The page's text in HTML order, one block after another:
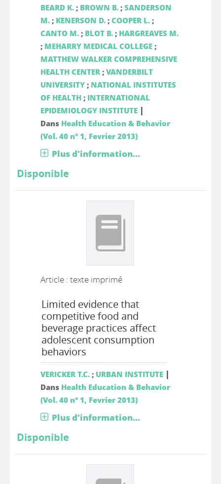
BEARD K.; BROWN B.; SANDERSON
M.; KENERSON D.; COOPER L.;
CANTO M.; BLOT B.; HARGREAVES M.
; MEHARRY MEDICAL COLLEGE;
MATTHEW WALKER COMPREHENSIVE
HEALTH CENTER; VANDERBILT
UNIVERSITY; NATIONAL INSTITUTES
OF HEALTH; INTERNATIONAL
EPIDEMIOLOGY INSTITUTE |
Dans Health Education & Behavior
(Vol. 40 n° 1, Fevrier 2013)
Plus d'information...
Disponible
Article : texte imprimé
Limited evidence that
competitive food and
beverage practices affect
adolescent consumption
behaviors
VERICKER T.C.; URBAN INSTITUTE |
Dans Health Education & Behavior
(Vol. 40 n° 1, Fevrier 2013)
Plus d'information...
Disponible